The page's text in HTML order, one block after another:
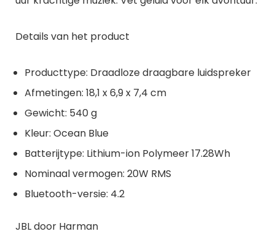
Details van het product
Producttype: Draadloze draagbare luidspreker
Afmetingen: 18,1 x 6,9 x 7,4 cm
Gewicht: 540 g
Kleur: Ocean Blue
Batterijtype: Lithium-ion Polymeer 17.28Wh
Nominaal vermogen: 20W RMS
Bluetooth-versie: 4.2
JBL door Harman